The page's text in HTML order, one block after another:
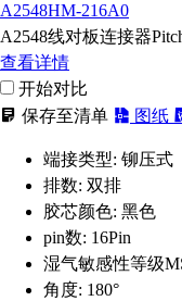
A2548HM-216A0
A2548线对板连接器
查看详情
开始对比
保存至清单
图纸
端接类型: 铆压式
排数: 双排
胶芯颜色: 黑色
pin数: 16Pin
湿气敏感性等级
角度: 180°